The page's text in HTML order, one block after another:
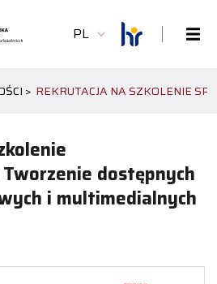
PL
> REKRUTACJA NA SZKOLENIE
dostępnych
i multimedialnych